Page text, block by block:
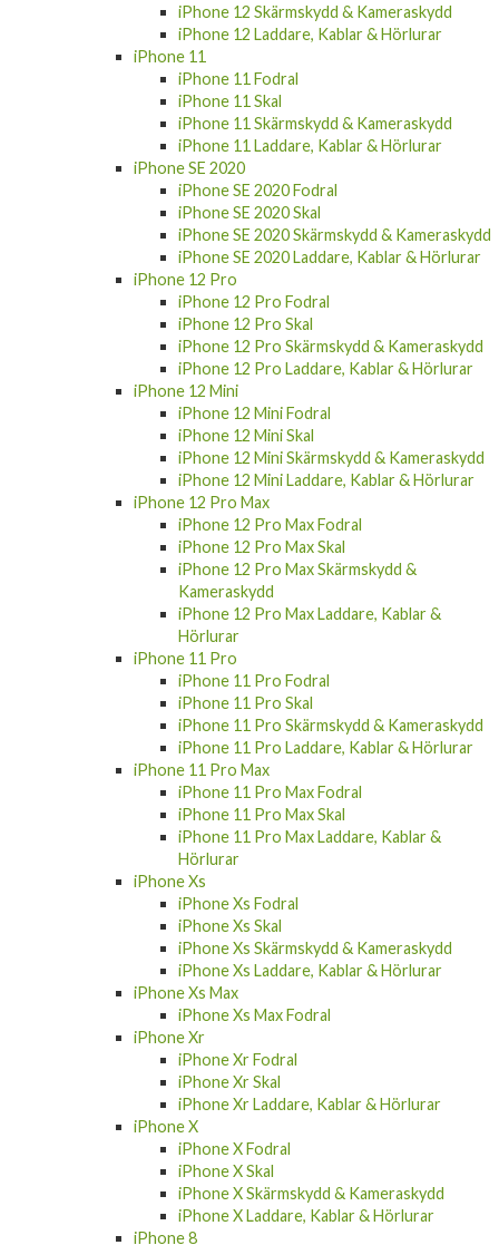
iPhone 12 Skärmskydd & Kameraskydd
iPhone 12 Laddare, Kablar & Hörlurar
iPhone 11
iPhone 11 Fodral
iPhone 11 Skal
iPhone 11 Skärmskydd & Kameraskydd
iPhone 11 Laddare, Kablar & Hörlurar
iPhone SE 2020
iPhone SE 2020 Fodral
iPhone SE 2020 Skal
iPhone SE 2020 Skärmskydd & Kameraskydd
iPhone SE 2020 Laddare, Kablar & Hörlurar
iPhone 12 Pro
iPhone 12 Pro Fodral
iPhone 12 Pro Skal
iPhone 12 Pro Skärmskydd & Kameraskydd
iPhone 12 Pro Laddare, Kablar & Hörlurar
iPhone 12 Mini
iPhone 12 Mini Fodral
iPhone 12 Mini Skal
iPhone 12 Mini Skärmskydd & Kameraskydd
iPhone 12 Mini Laddare, Kablar & Hörlurar
iPhone 12 Pro Max
iPhone 12 Pro Max Fodral
iPhone 12 Pro Max Skal
iPhone 12 Pro Max Skärmskydd &
Kameraskydd
iPhone 12 Pro Max Laddare, Kablar &
Hörlurar
iPhone 11 Pro
iPhone 11 Pro Fodral
iPhone 11 Pro Skal
iPhone 11 Pro Skärmskydd & Kameraskydd
iPhone 11 Pro Laddare, Kablar & Hörlurar
iPhone 11 Pro Max
iPhone 11 Pro Max Fodral
iPhone 11 Pro Max Skal
iPhone 11 Pro Max Laddare, Kablar &
Hörlurar
iPhone Xs
iPhone Xs Fodral
iPhone Xs Skal
iPhone Xs Skärmskydd & Kameraskydd
iPhone Xs Laddare, Kablar & Hörlurar
iPhone Xs Max
iPhone Xs Max Fodral
iPhone Xr
iPhone Xr Fodral
iPhone Xr Skal
iPhone Xr Laddare, Kablar & Hörlurar
iPhone X
iPhone X Fodral
iPhone X Skal
iPhone X Skärmskydd & Kameraskydd
iPhone X Laddare, Kablar & Hörlurar
iPhone 8